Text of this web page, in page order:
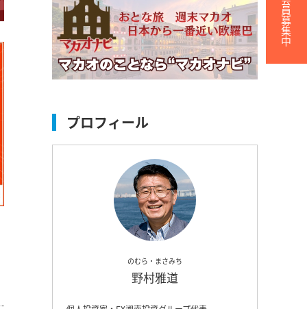
プロフィール
のむら・まさみち
野村雅道